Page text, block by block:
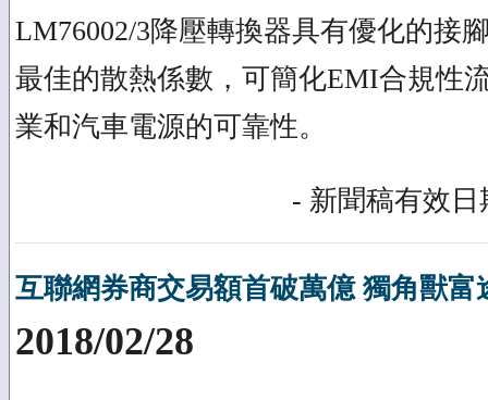
LM76002/3降壓轉換器具有優化的接
最佳的散熱係數，可簡化EMI合規性
業和汽車電源的可靠性。
- 新聞稿有效日
互聯網券商交易額首破萬億 獨角獸富
2018/02/28